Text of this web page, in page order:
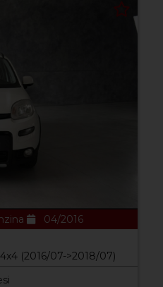
04/2016
(2016/07->2018/07)